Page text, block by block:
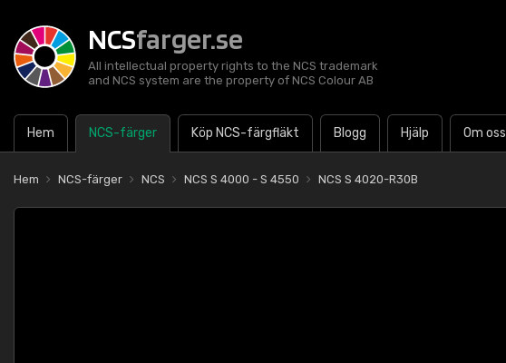
NCSfarger.se
All intellectual property rights to the NCS trademark
and NCS system are the property of NCS Colour AB
Hem NCS-färger Köp NCS-färgfläkt Blogg Hjälp Om oss
Hem NCS-färger NCS NCS S 4000 - S 4550 NCS S 4020-R30B